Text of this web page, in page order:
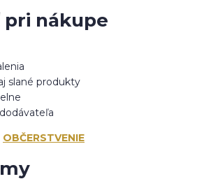
nákupe
slané produkty
OBČERSTVENIE